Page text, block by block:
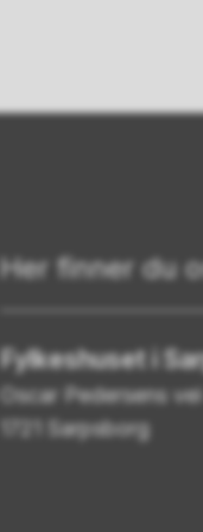
Her finner du
Fylkeshuset i
Oscar Pedersens
1721 Sarpsborg